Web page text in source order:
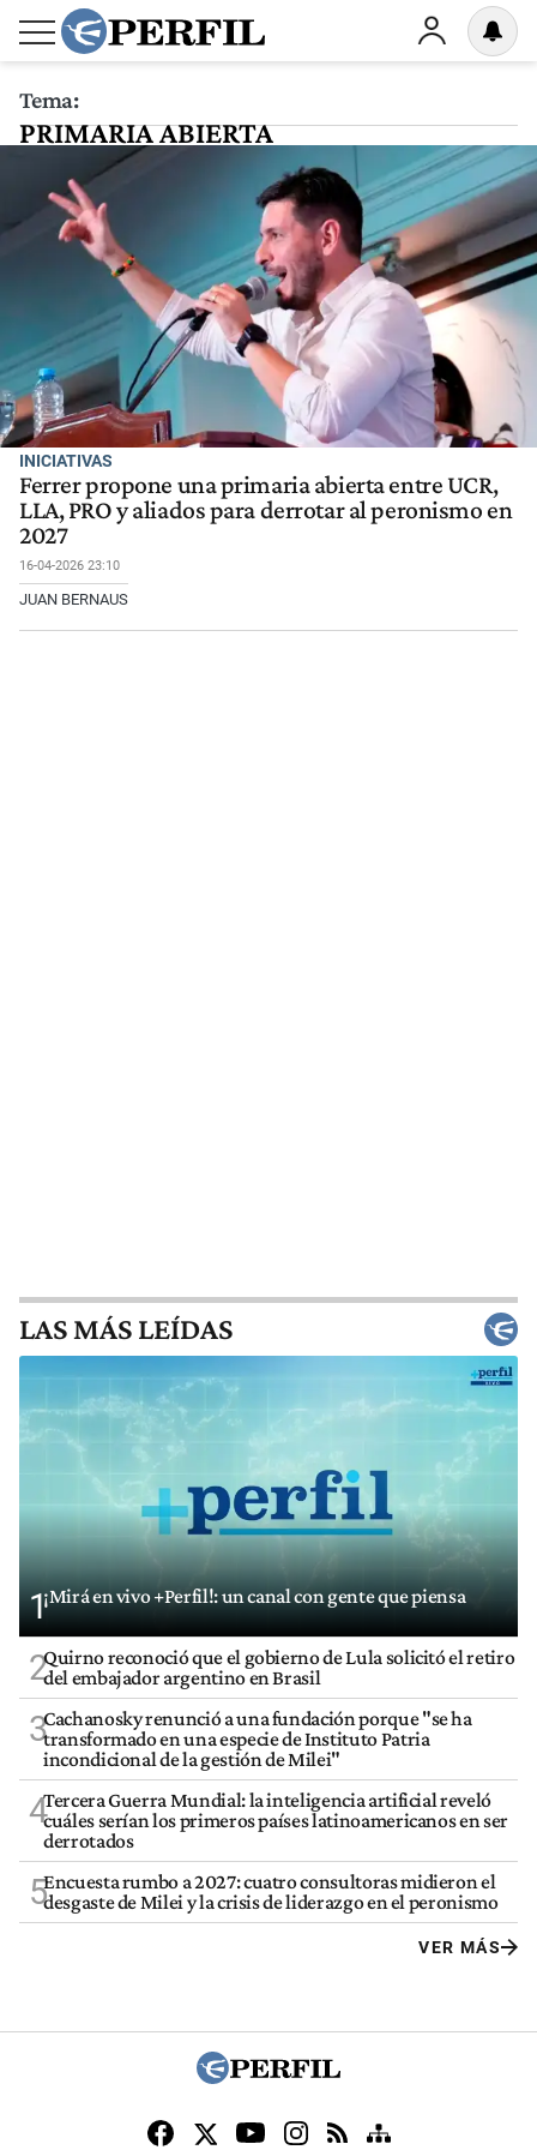
Tema:
PRIMARIA ABIERTA
INICIATIVAS
Ferrer propone una primaria abierta entre UCR,
LLA, PRO y aliados para derrotar al peronismo en
2027
16-04-2026 23:10
JUAN BERNAUS
LAS MÁS LEÍDAS
1¡Mirá en vivo +Perfil!: un canal con gente que piensa
2Quirno reconoció que el gobierno de Lula solicitó el retiro
del embajador argentino en Brasil
3Cachanosky renunció a una fundación porque "se ha
transformado en una especie de Instituto Patria
incondicional de la gestión de Milei"
4Tercera Guerra Mundial: la inteligencia artificial reveló
cuáles serían los primeros países latinoamericanos en ser
derrotados
5Encuesta rumbo a 2027: cuatro consultoras midieron el
desgaste de Milei y la crisis de liderazgo en el peronismo
VER MÁS